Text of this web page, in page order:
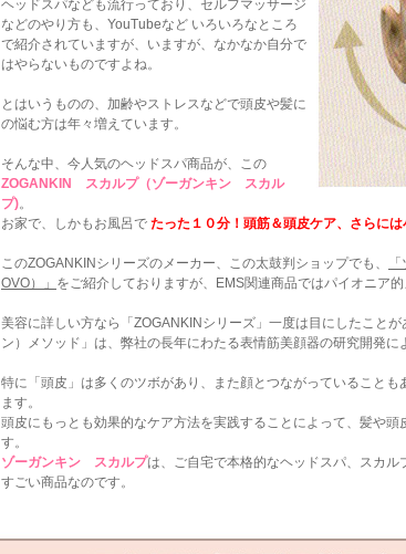
ヘッドスパなども流行っており、セルフマッサージ
などのやり方も、YouTubeなど いろいろなところ
で紹介されていますが、いますが、なかなか自分で
はやらないものですよね。
とはいうものの、加齢やストレスなどで頭皮や髪に
の悩む方は年々増えています。
そんな中、今人気のヘッドスパ商品が、この
ZOGANKIN スカルプ（ゾーガンキン スカル
プ)。
お家で、しかもお風呂で たった１０分！頭筋＆頭皮ケア、さらには
このZOGANKINシリーズのメーカー、この太鼓判ショップでも、
OVO）」 をご紹介しておりますが、EMS関連商品ではパイオニア的
美容に詳しい方なら「ZOGANKINシリーズ」一度は目にしたこと
ン）メソッド」は、弊社の長年にわたる表情筋美顔器の研究開発に
特に「頭皮」は多くのツボがあり、また顔とつながっていること
ます。
頭皮にもっとも効果的なケア方法を実践することによって、髪や頭
す。
ゾーガンキン スカルプは、ご自宅で本格的なヘッドスパ、スカ
すごい商品なのです。